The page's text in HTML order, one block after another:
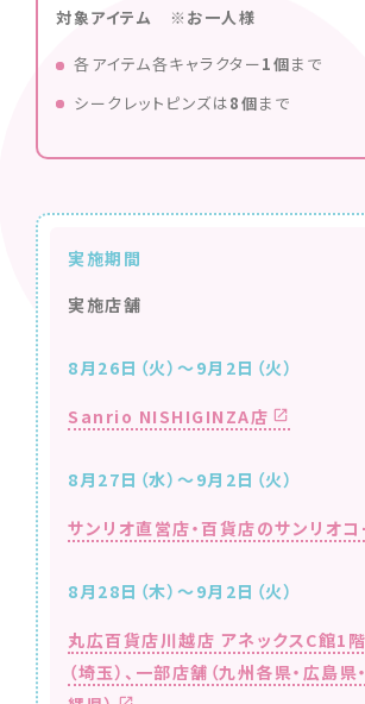
対象アイテム ※お一人様
各アイテム各キャラクター1個まで
シークレットピンズは8個まで
実施期間
実施店舗
8月26日（火）～9月2日（火）
Sanrio NISHIGINZA店
8月27日（水）～9月2日（火）
サンリオ直営店・百貨店のサンリオ
8月28日（木）～9月2日（火）
丸広百貨店川越店 アネックスC館1
（埼玉）、 一部店舗（九州各県・広島県